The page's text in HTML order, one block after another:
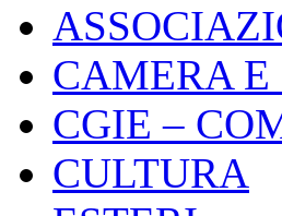
CAMERA E
CGIE –
CULTURA